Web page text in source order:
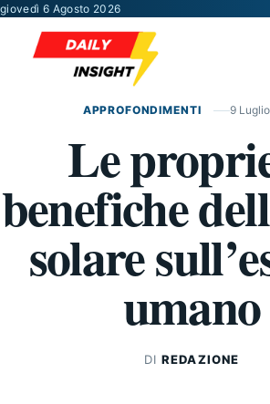
Vai al contenuto
giovedì 6 Agosto 2026
APPROFONDIMENTI 9
Le
benefiche
solare
umano
DIREDAZIONE